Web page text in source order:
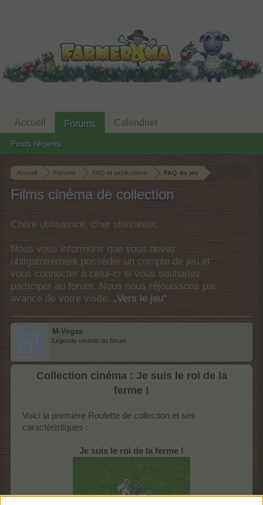
Accueil Forums FAQ et explications FAQ du jeu
Films cinéma de collection
Chère utilisatrice, cher utilisateur,
Nous vous informons que vous devez
obligatoirement posséder un compte de jeu et
vous connecter à celui-ci si vous souhaitez
participer au forum. Nous nous réjouissons par
avance de votre visite. „Vers le jeu“
M-Vegas
Légende vivante du forum
Collection cinéma : Je suis le roi de la
ferme !
Voici la première Roulette de collection et ses
caractéristiques :​
Je suis le roi de la ferme !
Accueil Forums
Posts récents
Calendrier